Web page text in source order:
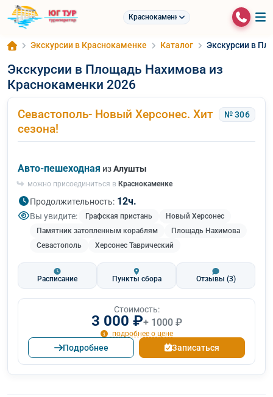
Краснокаменка
Экскурсии в Краснокаменке Каталог Экскурсии в
Экскурсии в Площадь Нахимова из
Краснокаменки 2026
Севастополь- Новый Херсонес. Хит
сезона!
№ 306
Авто-пешеходная изАлушты
можно присоединиться в Краснокаменке
Продолжительность: 12ч.
Вы увидите: Графская пристань
Новый Херсонес
Памятник затопленным кораблям
Площадь Нахимова
Севастополь
Херсонес Таврический
Расписание Пункты сбора Отзывы (3)
Стоимость:
3 000 ₽+ 1000 ₽
подробнее о цене
Подробнее Записаться